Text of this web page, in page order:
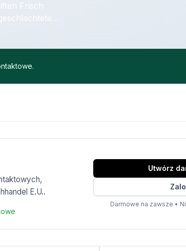
E.U..
Utwórz
Darmowe na zawsze •